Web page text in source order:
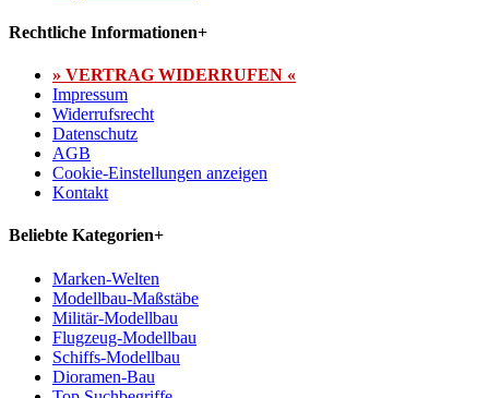
Rechtliche Informationen+
» VERTRAG WIDERRUFEN «
Impressum
Widerrufsrecht
Datenschutz
AGB
Cookie-Einstellungen anzeigen
Kontakt
Beliebte Kategorien+
Marken-Welten
Modellbau-Maßstäbe
Militär-Modellbau
Flugzeug-Modellbau
Schiffs-Modellbau
Dioramen-Bau